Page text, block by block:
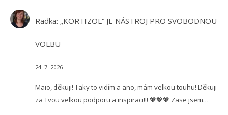
Radka: „KORTIZOL“ JE NÁSTROJ PRO SVOBODNOU
VOLBU
24. 7. 2026
Maio, děkuji! Taky to vidím a ano, mám velkou touhu! Děkuji
za Tvou velkou podporu a inspiraci!!! 💖💖💖 Zase jsem…